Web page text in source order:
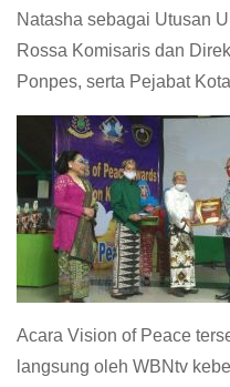
Natasha sebagai Utusan
Rossa Komisaris dan
Ponpes, serta Pejabat
Acara Vision of Peace
langsung oleh WBNtv